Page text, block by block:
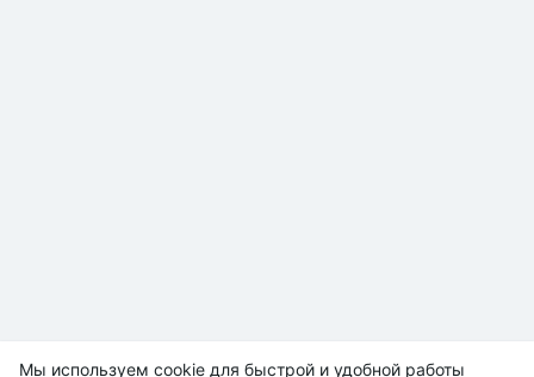
Мы используем cookie для быстрой и удобной работы